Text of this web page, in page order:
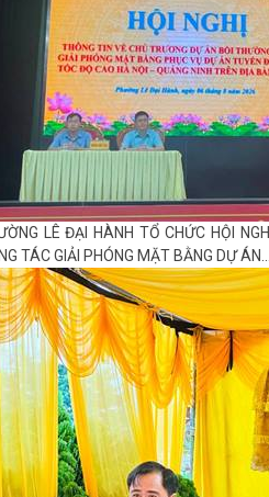
PHÓNG MẶT BẰNG, PHỤC VỤ DỰ ÁN...
LÊ ĐẠI HÀNH TỔ CHỨC HỘI
TÁC GIẢI PHÓNG MẶT BẰNG DỰ